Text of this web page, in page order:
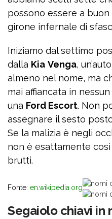
possono essere a
girone infernale di
Iniziamo dal settimo
dalla Kia Venga,
almeno nel nome, ma
mai affiancata in
una Ford Escort. Non
assegnare il sesto
Se la malizia è negli
non è esattamente
brutti.
Fonte: en.wikipedia.org
Segaiolo chiavi in